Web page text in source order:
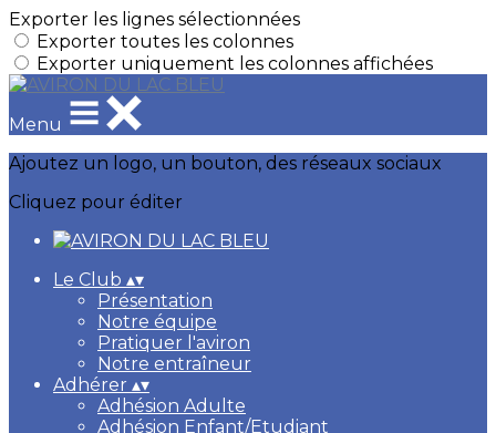
Exporter les lignes sélectionnées
Exporter toutes les colonnes
Exporter uniquement les colonnes affichées
Menu
Ajoutez un logo, un bouton, des réseaux sociaux
Cliquez pour éditer
Le Club ▴▾
Présentation
Notre équipe
Pratiquer l'aviron
Notre entraîneur
Adhérer ▴▾
Adhésion Adulte
Adhésion Enfant/Etudiant